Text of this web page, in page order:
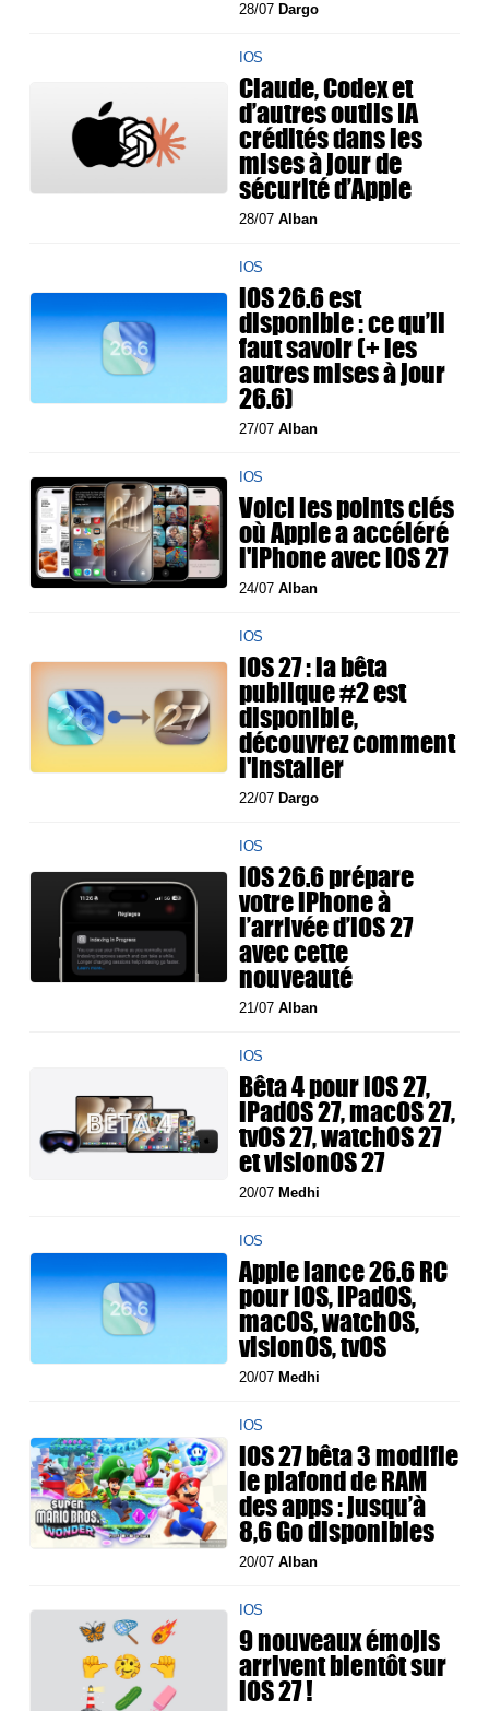
28/07 Dargo
IOS
Claude, Codex et
d’autres outils IA
crédités dans les
mises à jour de
sécurité d’Apple
28/07Alban
IOS
iOS 26.6 est
disponible : ce qu’il
faut savoir (+ les
autres mises à jour
26.6)
27/07Alban
IOS
Voici les points clés
où Apple a accéléré
l'iPhone avec iOS 27
24/07Alban
IOS
iOS 27 : la bêta
publique #2 est
disponible,
découvrez comment
l'installer
22/07 Dargo
IOS
iOS 26.6 prépare
votre iPhone à
l’arrivée d’iOS 27
avec cette
nouveauté
21/07Alban
IOS
Bêta 4 pour iOS 27,
iPadOS 27, macOS 27,
tvOS 27, watchOS 27
et visionOS 27
20/07 Medhi
IOS
Apple lance 26.6 RC
pour iOS, iPadOS,
macOS, watchOS,
visionOS, tvOS
20/07 Medhi
IOS
iOS 27 bêta 3 modifie
le plafond de RAM
des apps : jusqu’à
8,6 Go disponibles
20/07Alban
IOS
9 nouveaux émojis
arrivent bientôt sur
iOS 27 !